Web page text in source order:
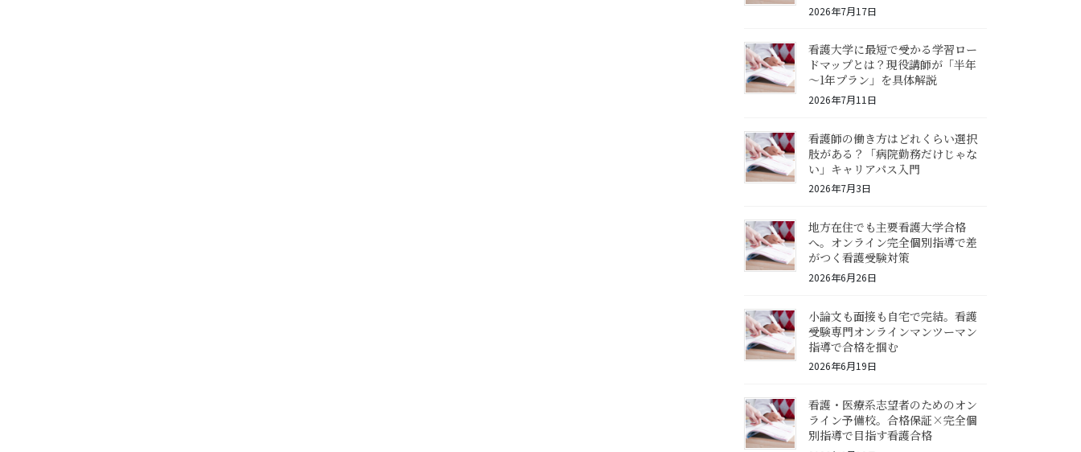
2026年7月17日
看護大学に最短で受かる学習ロー
ドマップとは？現役講師が「半年
～1年プラン」を具体解説
2026年7月11日
看護師の働き方はどれくらい選択
肢がある？「病院勤務だけじゃな
い」キャリアパス入門
2026年7月3日
地方在住でも主要看護大学合格
へ。オンライン完全個別指導で差
がつく看護受験対策
2026年6月26日
小論文も面接も自宅で完結。看護
受験専門オンラインマンツーマン
指導で合格を掴む
2026年6月19日
看護・医療系志望者のためのオン
ライン予備校。合格保証×完全個
別指導で目指す看護合格